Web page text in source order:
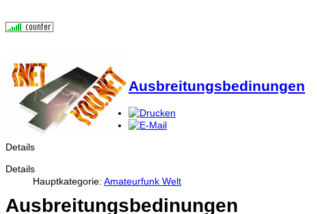
Ausbreitungsbedinungen
Details
Details
Hauptkategorie: Amateurfunk Welt
Ausbreitungsbedinungen